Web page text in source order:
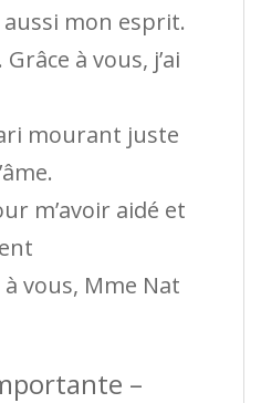
mon esprit.
à vous, j’ai
mourant juste
m’avoir aidé et
vous, Mme Nat
–